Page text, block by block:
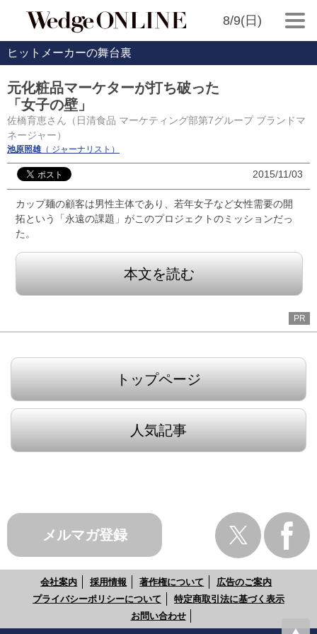
8/9(日)
ヒットメーカーの舞台裏
元化粧品マーケターが打ち破った
「女子の壁」
佐橋育恵さん（日清食品 マーケティング部第7グループ ブランドマ
ネージャー）
池原照雄（ ジャーナリスト）
2015/11/03
カップ麺の顧客は男性主体であり、若年女子など女性需要の開
拓という「永遠の課題」がこのプロジェクトのミッションだっ
た。
本文を読む
PR
トップページ
人気記事
メルマガ登録
会社案内 採用情報 著作権について
広告のご案内
プライバシーポリシーについて
特定商取引法に基づく表示
お問い合わせ